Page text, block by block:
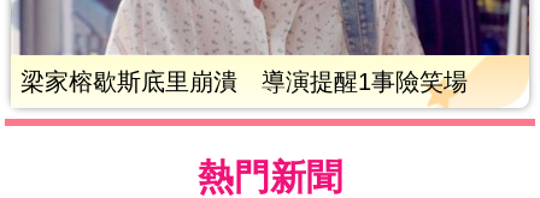
梁家榕歇斯底里崩潰 導演提醒1事險笑場
熱門新聞